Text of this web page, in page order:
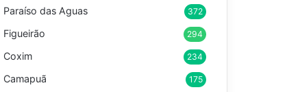
Paraíso das Aguas 372
Figueirão 294
Coxim 234
Camapuã 175